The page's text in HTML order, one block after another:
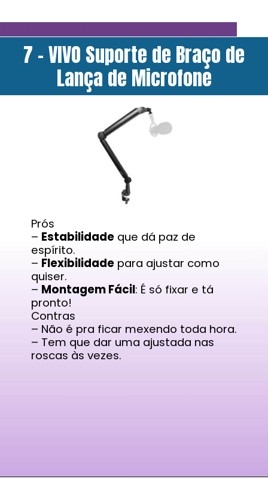
7 - VIVO Suporte de Braço de
Lança de Microfone
Prós
– Estabilidade que dá paz de
espírito.
– Flexibilidade para ajustar como
quiser.
– Montagem Fácil: É só fixar e tá
pronto!
Contras
– Não é pra ficar mexendo toda hora.
– Tem que dar uma ajustada nas
roscas às vezes.